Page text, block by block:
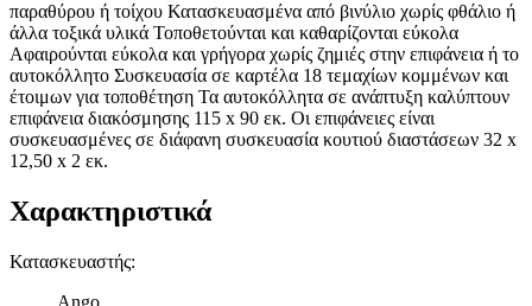
παραθύρου ή τοίχου Κατασκευασμένα από βινύλιο χωρίς φθάλιο ή
άλλα τοξικά υλικά Τοποθετούνται και καθαρίζονται εύκολα
Αφαιρούνται εύκολα και γρήγορα χωρίς ζημιές στην επιφάνεια ή το
αυτοκόλλητο Συσκευασία σε καρτέλα 18 τεμαχίων κομμένων και
έτοιμων για τοποθέτηση Τα αυτοκόλλητα σε ανάπτυξη καλύπτουν
επιφάνεια διακόσμησης 115 x 90 εκ. Οι επιφάνειες είναι
συσκευασμένες σε διάφανη συσκευασία κουτιού διαστάσεων 32 x
12,50 x 2 εκ.
Χαρακτηριστικά
Κατασκευαστής:
Ango